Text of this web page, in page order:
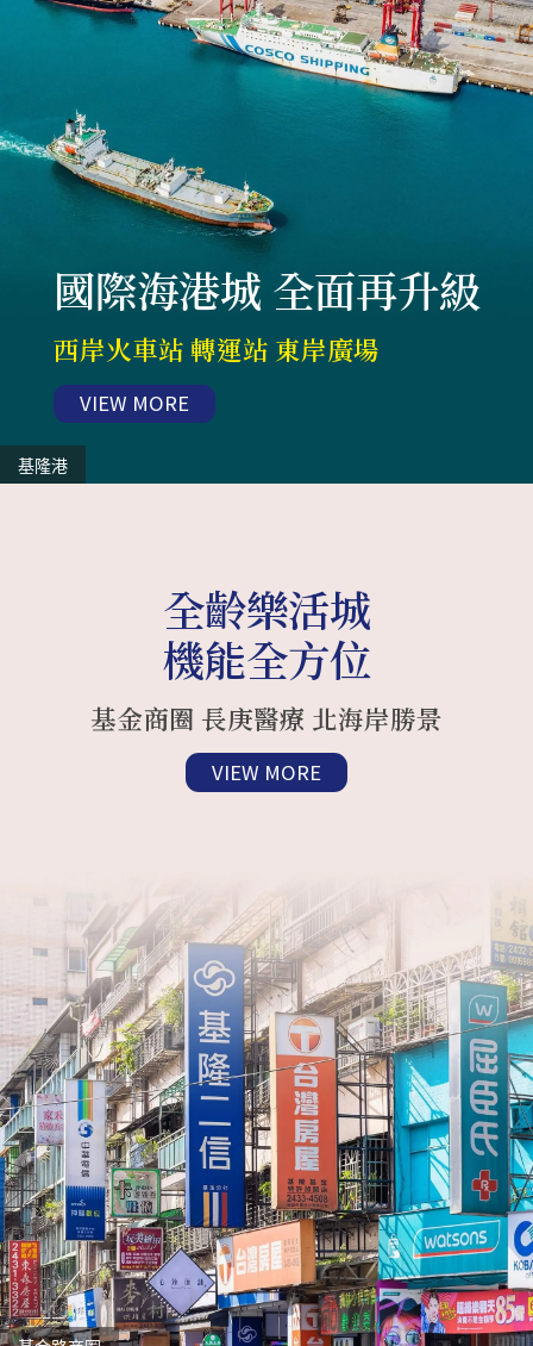
國際海港城 全面再升級
西岸火車站 轉運站 東岸廣場
VIEW MORE
基隆港
全齡樂活城
機能全方位
基金商圈 長庚醫療 北海岸勝景
VIEW MORE